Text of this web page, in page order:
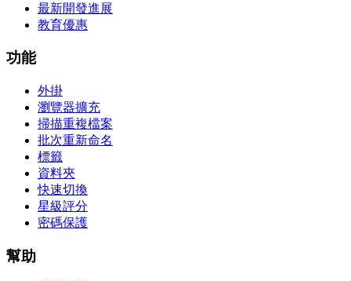
最新開發進展
教育優惠
功能
外掛
瀏覽器擴充
掃描重複檔案
批次重新命名
標籤
資料夾
快速切換
星級評分
密碼保護
幫助